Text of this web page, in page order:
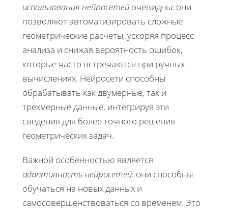
использования нейросетей очевидны: они
позволяют автоматизировать сложные
геометрические расчеты, ускоряя процесс
анализа и снижая вероятность ошибок,
которые часто встречаются при ручных
вычислениях. Нейросети способны
обрабатывать как двумерные, так и
трехмерные данные, интегрируя эти
сведения для более точного решения
геометрических задач.
Важной особенностью является
адаптивность нейросетей: они способны
обучаться на новых данных и
самосовершенствоваться со временем. Это